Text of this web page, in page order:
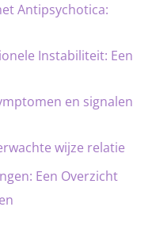
Antipsychotica:
Instabiliteit: Een
en signalen
wijze relatie
Een Overzicht